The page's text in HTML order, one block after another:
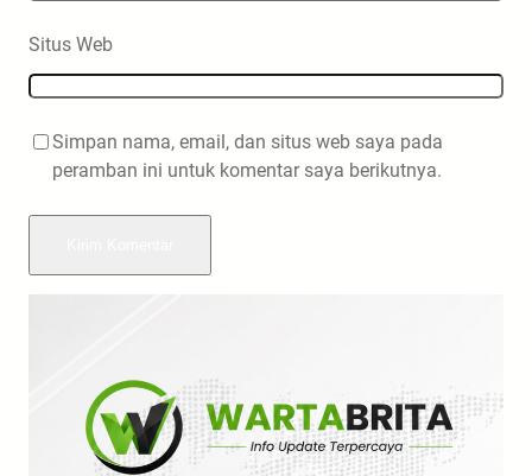
Situs Web
Simpan nama, email, dan situs web saya pada
peramban ini untuk komentar saya berikutnya.